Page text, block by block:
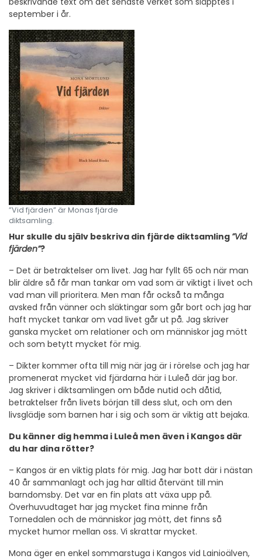
september i år.
”Vid fjärden” är Monas fjärde
diktsamling.
Hur skulle du själv beskriva din fjärde diktsamling ”Vid
fjärden”?
– Det är betraktelser om livet. Jag har fyllt 65 och när man
blir äldre så får man tankar om vad som är viktigt i livet och
vad man vill prioritera. Men man får också ta många
avsked från vänner och släktingar som går bort och jag har
haft mycket tankar om vad livet går ut på. Jag skriver
ganska mycket om relationer och om människor jag mött
och som betytt mycket för mig.
– Dikter kommer ofta till mig när jag är i rörelse och jag har
promenerat mycket vid fjärdarna här i Luleå där jag bor.
Jag skriver i diktsamlingen om både nutid och dåtid,
betraktelser från livets början till dess slut, och om den
livsglädje som barnen har i sig och som är viktig att bejaka.
Du känner dig hemma i Luleå men även i Kangos där
du har dina rötter?
– Kangos är en viktig plats för mig. Jag har bott där i nästan
40 år sammanlagt och jag har alltid återvänt till min
barndomsby. Det var en fin plats att växa upp på.
Överhuvudtaget har jag mycket fina minne från
Tornedalen och de människor jag mött, det finns så
mycket humor mellan oss. Vi skrattar mycket.
Mona äger en enkel sommarstuga i Kangos vid Lainioälven,